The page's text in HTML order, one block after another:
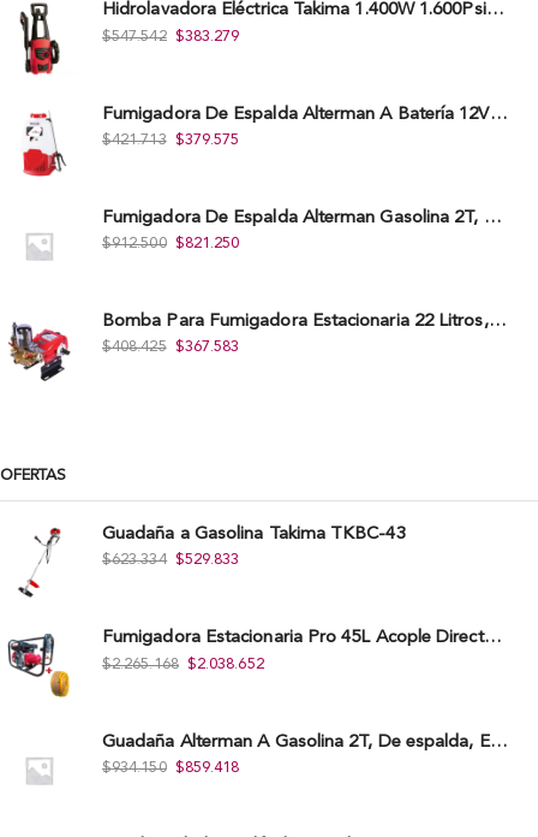
Hidrolavadora Eléctrica Takima 1.400W 1.600Psi, Tkepw-1600-A.
$547.542 $383.279
Fumigadora De Espalda Alterman A Baterí­a 12V/12Ah, 20Litros, Xkes20.
$421.713 $379.575
Fumigadora De Espalda Alterman Gasolina 2T, 26 Cc, Bomba Nylon Libre Mantenimiento, Tf900-A.
$912.500 $821.250
Bomba Para Fumigadora Estacionaria 22 Litros, Xp22-I.
$408.425 $367.583
OFERTAS
Guadaña a Gasolina Takima TKBC-43
$623.334 $529.833
Fumigadora Estacionaria Pro 45L Acople Directo con Accesorios
$2.265.168 $2.038.652
Guadaña Alterman A Gasolina 2T, De espalda, Eje Flexible, 43Cc, Xbc43B-I
$934.150 $859.418